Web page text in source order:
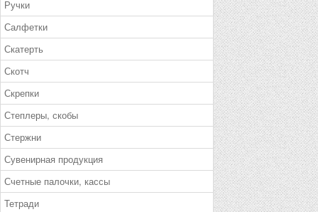
Ручки
Салфетки
Скатерть
Скотч
Скрепки
Степлеры, скобы
Стержни
Сувенирная продукция
Счетные палочки, кассы
Тетради